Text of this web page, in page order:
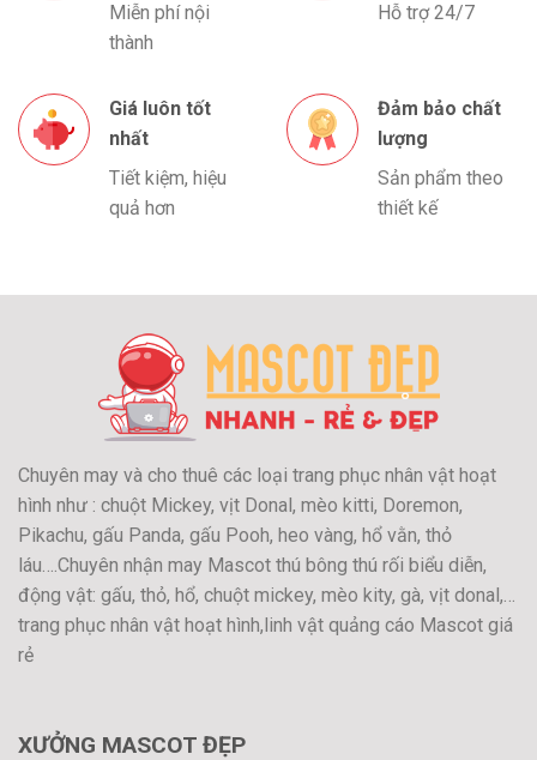
Miễn phí nội
thành
Hỗ trợ 24/7
Giá luôn tốt
nhất
Tiết kiệm, hiệu
quả hơn
Đảm bảo chất
lượng
Sản phẩm theo
thiết kế
Chuyên may và cho thuê các loại trang phục nhân vật hoạt
hình như : chuột Mickey, vịt Donal, mèo kitti, Doremon,
Pikachu, gấu Panda, gấu Pooh, heo vàng, hổ vằn, thỏ
láu….Chuyên nhận may Mascot thú bông thú rối biểu diễn,
động vật: gấu, thỏ, hổ, chuột mickey, mèo kity, gà, vịt donal,…
trang phục nhân vật hoạt hình,linh vật quảng cáo Mascot giá
rẻ
XƯỞNG MASCOT ĐẸP